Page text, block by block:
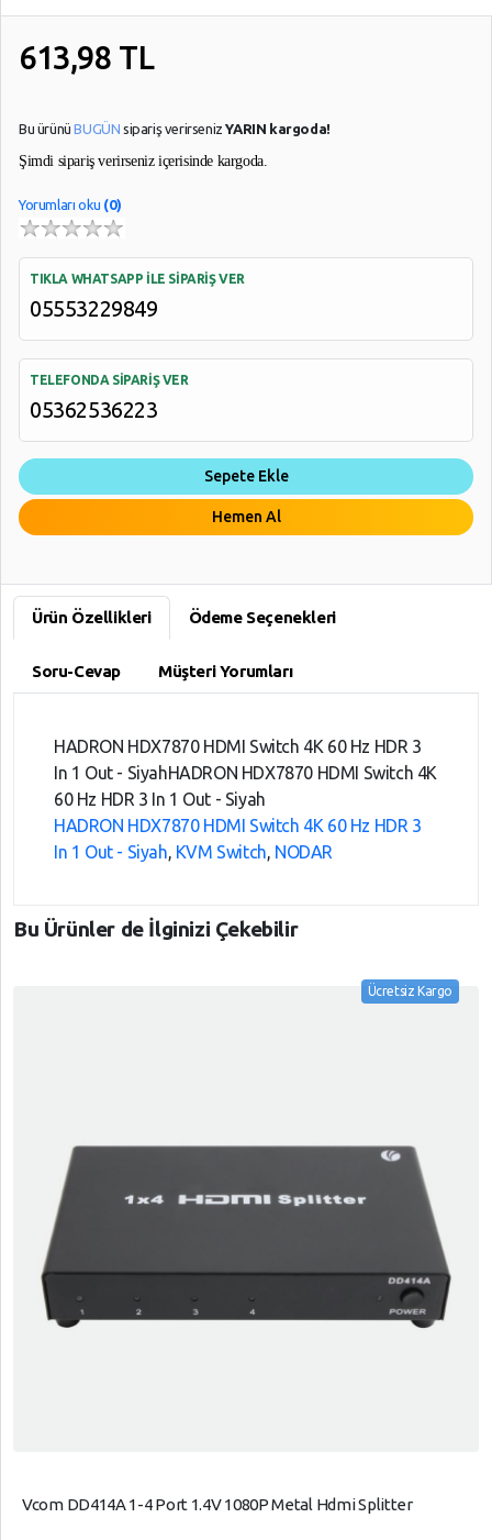
613,98 TL
Bu ürünüBUGÜN sipariş verirsenizYARIN kargoda!
Şimdi sipariş verirseniz içerisinde kargoda.
Yorumları oku (0)
TIKLA WHATSAPP İLE SİPARİŞ VER
05553229849
TELEFONDA SİPARİŞ VER
05362536223
Sepete Ekle
Hemen Al
Ürün Özellikleri Ödeme Seçenekleri
Soru-Cevap Müşteri Yorumları
HADRON HDX7870 HDMI Switch 4K 60 Hz HDR 3
In 1 Out - SiyahHADRON HDX7870 HDMI Switch 4K
60 Hz HDR 3 In 1 Out - Siyah
HADRON HDX7870 HDMI Switch 4K 60 Hz HDR 3
In 1 Out - Siyah KVM Switch NODAR
Bu Ürünler de İlginizi Çekebilir
Ücretsiz Kargo
Vcom DD414A 1-4 Port 1.4V 1080P Metal Hdmi Splitter